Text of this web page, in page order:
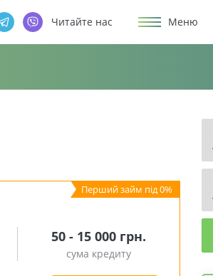
Читайте нас Меню
50 - 15 000 грн.
сума кредиту